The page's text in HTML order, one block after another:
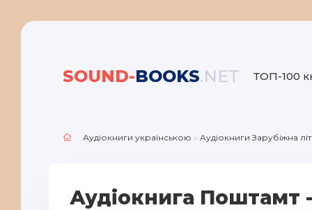
SOUND-BOOKS.NET ТОП-100
Аудіокниги українською » Аудіокниги Зарубіжна
Аудіокнига Поштамт